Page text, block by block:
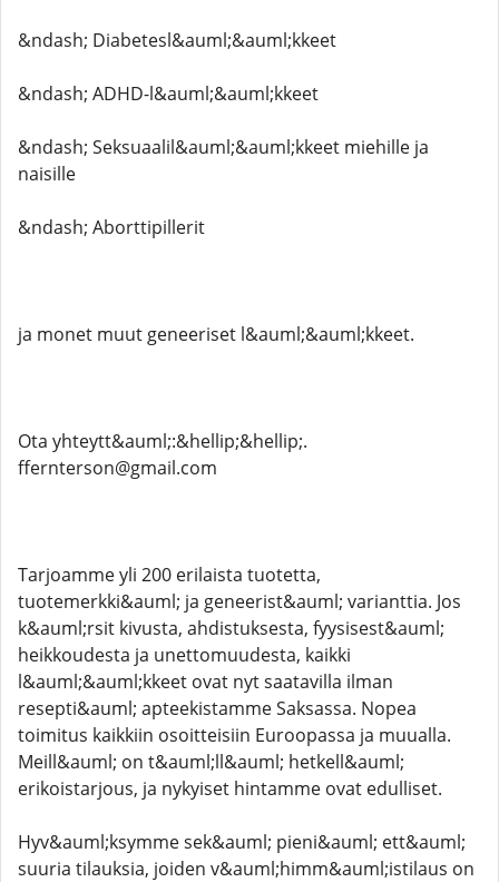
&ndash; Diabetesl&auml;&auml;kkeet
&ndash; ADHD-l&auml;&auml;kkeet
&ndash; Seksuaalil&auml;&auml;kkeet miehille ja
naisille
&ndash; Aborttipillerit
ja monet muut geneeriset l&auml;&auml;kkeet.
Ota yhteytt&auml;:&hellip;&hellip;.
ffernterson@gmail.com
Tarjoamme yli 200 erilaista tuotetta,
tuotemerkki&auml; ja geneerist&auml; varianttia. Jos
k&auml;rsit kivusta, ahdistuksesta, fyysisest&auml;
heikkoudesta ja unettomuudesta, kaikki
l&auml;&auml;kkeet ovat nyt saatavilla ilman
resepti&auml; apteekistamme Saksassa. Nopea
toimitus kaikkiin osoitteisiin Euroopassa ja muualla.
Meill&auml; on t&auml;ll&auml; hetkell&auml;
erikoistarjous, ja nykyiset hintamme ovat edulliset.
Hyv&auml;ksymme sek&auml; pieni&auml; ett&auml;
suuria tilauksia, joiden v&auml;himm&auml;istilaus on